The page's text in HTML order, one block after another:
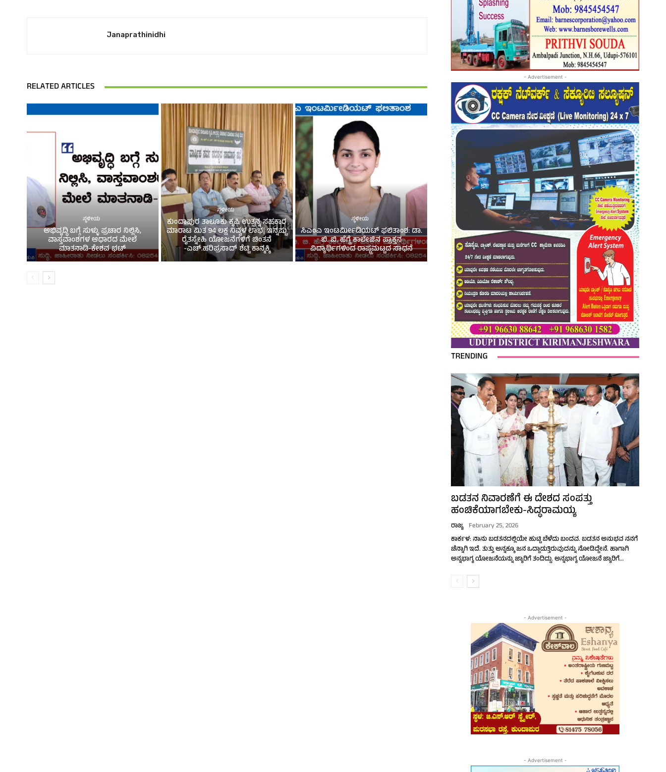
Janaprathinidhi
RELATED ARTICLES
ಸ್ಥಳೀಯ
ಅಭಿವೃದ್ಧಿ ಬಗ್ಗೆ ಸುಳ್ಳು ಪ್ರಚಾರ ನಿಲ್ಲಿಸಿ,
ವಾಸ್ತವಾಂಶಗಳ ಆಧಾರದ ಮೇಲೆ
ಮಾತನಾಡಿ-ಕೇಶವ ಭಟ್
ಸ್ಥಳೀಯ
ಕುಂದಾಪುರ ತಾಲೂಕು ಕೃಷಿ ಉತ್ಪನ್ನ ಸಹಕಾರ
ಮಾರಾಟ ಮಿತ 94 ಲಕ್ಷ ನಿವ್ವಳ ಲಾಭ| ಇನ್ನಷ್ಟು
ರೈತಸ್ನೇಹಿ ಯೋಜನೆಗಳಿಗೆ ಚಿಂತನೆ
-ಎಚ್.ಹರಿಪ್ರಸಾದ್ ಶೆಟ್ಟಿ ಕಾನ್ಮಕ್ಕಿ
ಸ್ಥಳೀಯ
ಸಿ‌ಎಂಎ ಇಂಟರ್ಮೀಡಿಯಟ್ ಫಲಿತಾಂಶ: ಡಾ.
ಬಿ. ಬಿ. ಹೆಗ್ಡೆ ಕಾಲೇಜಿನ ಪ್ರಾಕ್ತನ
ವಿದ್ಯಾರ್ಥಿಗಳಿಂದ ರಾಷ್ಟ್ರಮಟ್ಟದ ಸಾಧನೆ
- Advertisement -
TRENDING
ಬಡತನ ನಿವಾರಣೆಗೆ ಈ ದೇಶದ ಸಂಪತ್ತು
ಹಂಚಿಕೆಯಾಗಬೇಕು-ಸಿದ್ಧರಾಮಯ್ಯ
ರಾಜ್ಯ February 25, 2026
ಕಾರ್ಕಳ: ನಾನು ಬಡತನದಲ್ಲಿಯೇ ಹುಟ್ಟಿ ಬೆಳೆದು ಬಂದವ. ಬಡತನ ಅನುಭವ ನನಗೆ
ಚೆನ್ನಾಗಿ ಇದೆ. ತುತ್ತು ಅನ್ನಕ್ಕೂ ಜನ ಒದ್ದಾಡುತ್ತಿರುವುದನ್ನು ನೋಡಿದ್ದೇನೆ. ಹಾಗಾಗಿ
ಅನ್ನಭಾಗ್ಯ ಯೋಜನೆಯನ್ನು ಜ್ಯಾರಿಗೆ ತಂದಿದ್ದು. ಅನ್ನಭಾಗ್ಯ ಯೋಜನೆ ಜ್ಯಾರಿಗೆ...
- Advertisement -
- Advertisement -